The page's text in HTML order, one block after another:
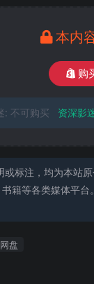
本内
购
: 不可购买 资深影
标注，均为本站
籍等各类媒体平
盘